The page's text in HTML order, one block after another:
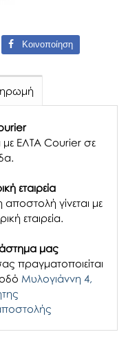
Κοινοποίηση
με ΕΛΤΑ Courier σε
εταιρεία
γίνεται με
εταιρεία.
μας
πραγματοποιείται
Μυλογιάννη 4,